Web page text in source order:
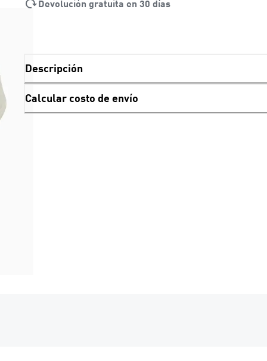
Devolución gratuita en 30 días
Descripción
Calcular costo de envío